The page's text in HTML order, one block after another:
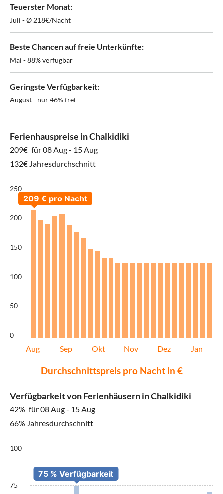
Teuerster Monat:
Juli - Ø 218€/Nacht
Beste Chancen auf freie Unterkünfte:
Mai - 88% verfügbar
Geringste Verfügbarkeit:
August - nur 46% frei
Ferienhauspreise in Chalkidiki
209€ für 08 Aug - 15 Aug
132€ Jahresdurchschnitt
250
200
150
100
50
0
Aug Sep Okt Nov Dez Jan
Durchschnittspreis pro Nacht in €
Verfügbarkeit von Ferienhäusern in Chalkidiki
42% für 08 Aug - 15 Aug
66% Jahresdurchschnitt
100
75